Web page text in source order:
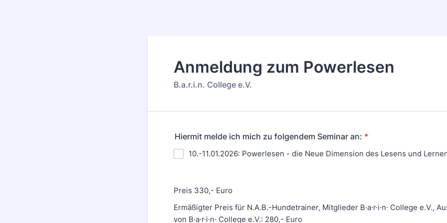
Anmeldung zum Powerlesen
B.a.r.i.n. College e.V.
Hiermit melde ich mich zu folgendem Seminar an: *
10.-11.01.2026: Powerlesen - die Neue Dimension des Lesens und
Preis 330,- Euro
Ermäßigter Preis für N.A.B.-Hundetrainer, Mitglieder B·a·r·i·n· College e.V.,
von B·a·r·i·n· College e.V.: 280,- Euro